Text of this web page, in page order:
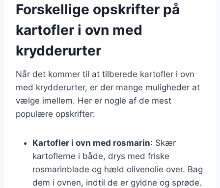
Forskellige opskrifter på
kartofler i ovn med
krydderurter
Når det kommer til at tilberede kartofler i ovn
med krydderurter, er der mange muligheder at
vælge imellem. Her er nogle af de mest
populære opskrifter:
Kartofler i ovn med rosmarin: Skær
kartoflerne i både, drys med friske
rosmarinblade og hæld olivenolie over. Bag
dem i ovnen, indtil de er gyldne og sprøde.